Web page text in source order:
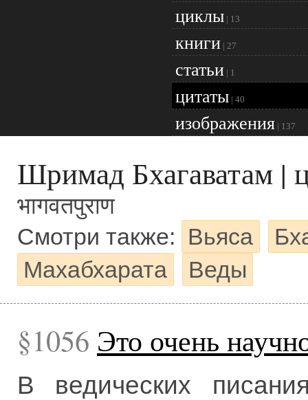
циклы | 13
книги | 27
статьи | 1
цитаты | 40
изображения | 137
Шримад Бхагаватам |
भागवतपुराण
Смотри также: Вьяса
Махабхарата
Веды
1056 Это очень
В ведических